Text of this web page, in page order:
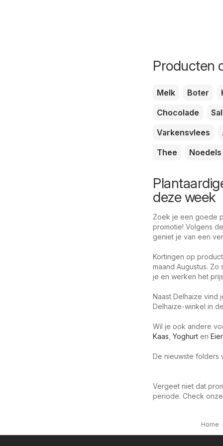
Producten
Melk Boter
Chocolade
Varkensvlees
Thee
Noedels
deze week
Zoek je een goede
promotie! Volgens
geniet je van een
Kortingen op
maand Augustus.
je en werken het
Naast Delhaize vind
Delhaize-winkel in
Wil je ook andere
Kaas Yoghurt en
De nieuwste folders
Vergeet niet dat
periode. Check
Home